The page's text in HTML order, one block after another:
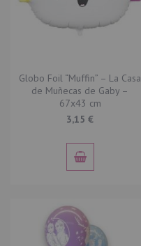
Globo Foil “Muffin” – La Casa
de Muñecas de Gaby –
67x43 cm
3,15 €